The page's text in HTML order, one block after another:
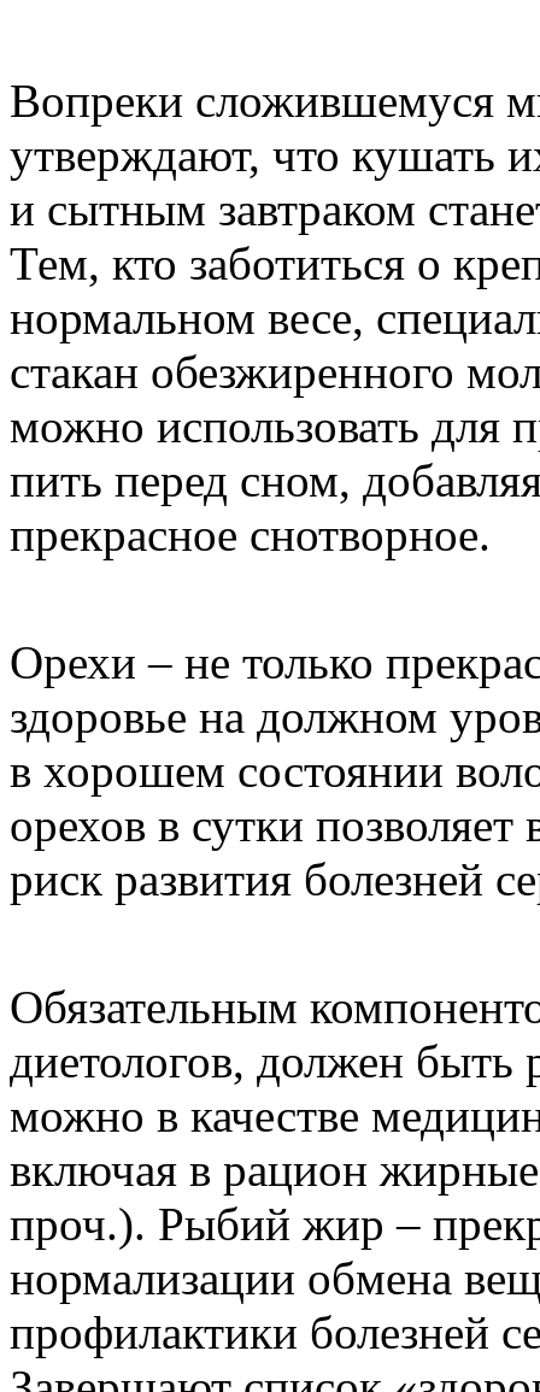
Вопреки сложившемуся
утверждают, что кушать
и сытным завтраком
Тем, кто заботиться о
нормальном весе,
стакан обезжиренного
можно использовать для
пить перед сном,
прекрасное снотворное.
Орехи – не только
здоровье на должном
в хорошем состоянии
орехов в сутки позволяет
риск развития болезней
Обязательным
диетологов, должен
можно в качестве
включая в рацион
проч.). Рыбий жир –
нормализации обмена
профилактики болезней